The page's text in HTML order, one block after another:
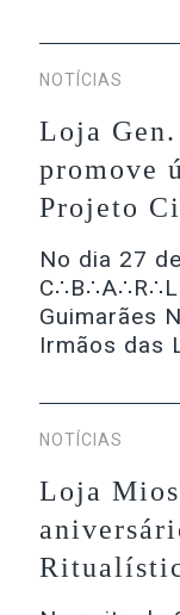
NOTÍCIAS
Loja
promove
Projeto
No dia 27
Guimarães
Irmãos das
NOTÍCIAS
Loja